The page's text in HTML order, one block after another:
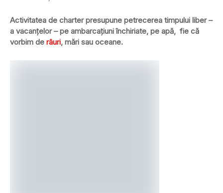
Activitatea de charter presupune petrecerea timpului liber –
a vacanțelor – pe ambarcațiuni închiriate, pe apă, fie că
vorbim de râuri, mări sau oceane.